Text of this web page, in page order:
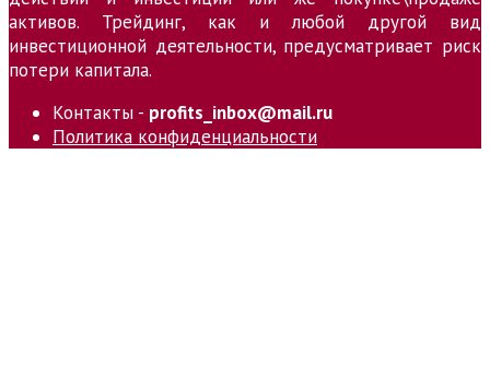
активов. Трейдинг, как и любой другой вид
инвестиционной деятельности, предусматривает риск
потери капитала.
Контакты - profits_inbox@mail.ru
Политика конфиденциальности